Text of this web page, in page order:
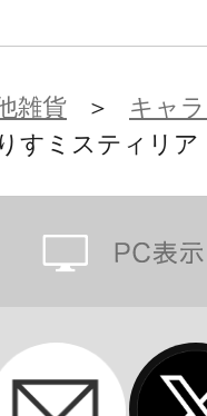
ャラクターの
ア！』の世界
ゃいます！
ー部分 各13
祝日は2020/
雑貨 ＞ キャ
すミスティリア